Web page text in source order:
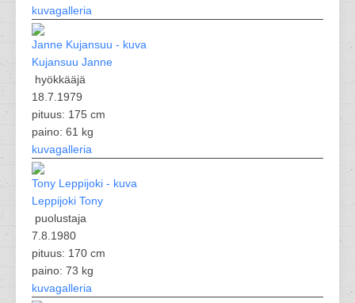
kuvagalleria
Kujansuu Janne
hyökkääjä
18.7.1979
pituus: 175 cm
paino: 61 kg
kuvagalleria
Leppijoki Tony
puolustaja
7.8.1980
pituus: 170 cm
paino: 73 kg
kuvagalleria